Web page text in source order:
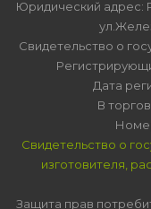
Юридический адрес:
Свидетельство о
Дата
В
Свидетельство о
изготовителя,
Защита прав